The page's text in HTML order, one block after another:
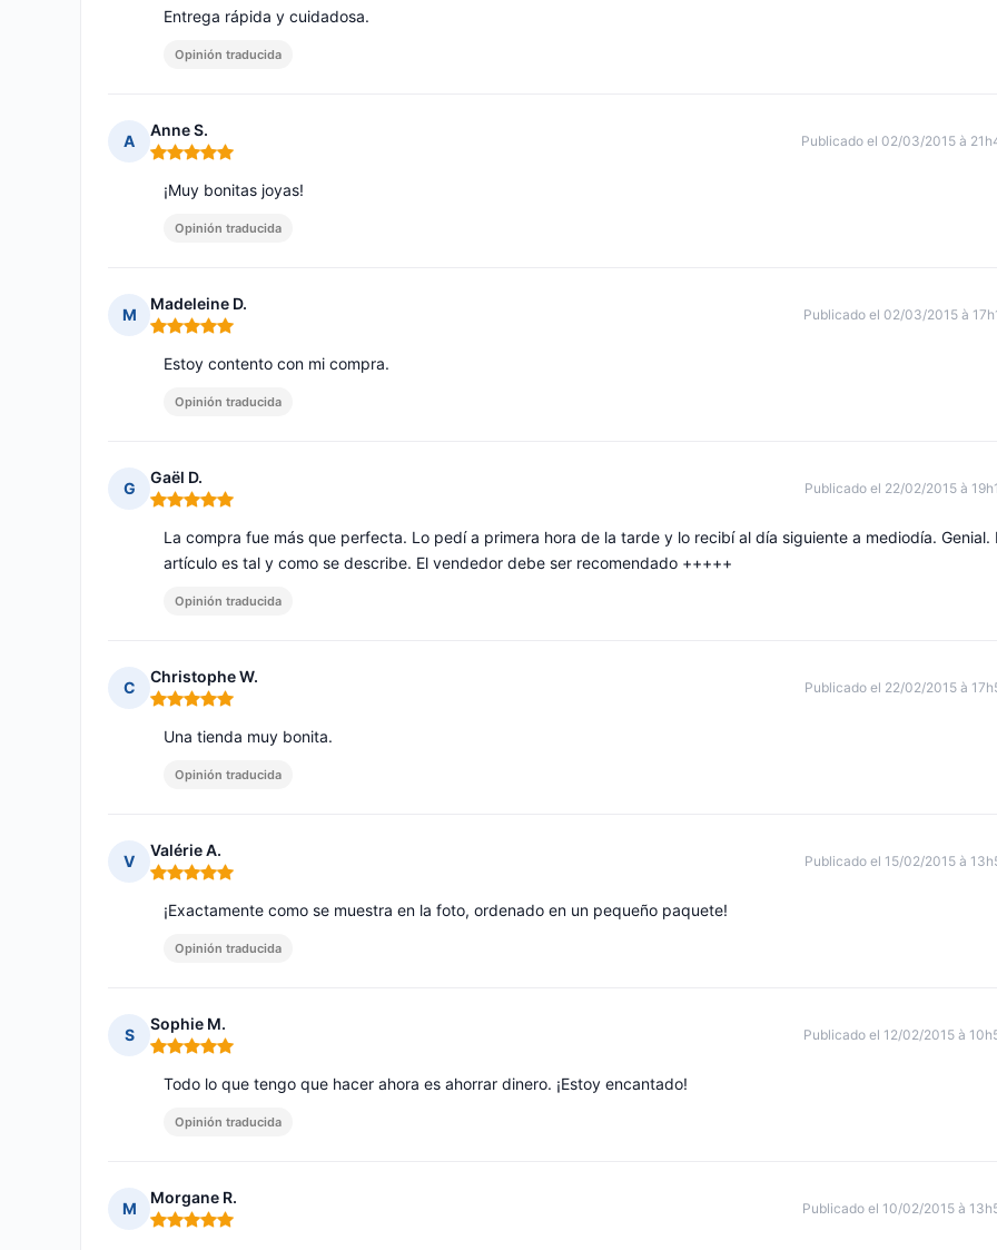
Entrega rápida y cuidadosa.
Opinión traducida
A
Anne S.
Nota: 5 de 5
Publicado el 02/03/2015 à
¡Muy bonitas joyas!
Opinión traducida
M
Madeleine D.
Nota: 5 de 5
Publicado el 02/03/2015 à
Estoy contento con mi compra.
Opinión traducida
G
Gaël D.
Nota: 5 de 5
Publicado el 22/02/2015 à
La compra fue más que perfecta. Lo pedí a primera hora de la tarde y lo recibí al día siguiente a mediodía. Genial.
artículo es tal y como se describe. El vendedor debe ser recomendado +++++
Opinión traducida
C
Christophe W.
Nota: 5 de 5
Publicado el 22/02/2015 à
Una tienda muy bonita.
Opinión traducida
V
Valérie A.
Nota: 5 de 5
Publicado el 15/02/2015 à
¡Exactamente como se muestra en la foto, ordenado en un pequeño paquete!
Opinión traducida
S
Sophie M.
Nota: 5 de 5
Publicado el 12/02/2015 à
Todo lo que tengo que hacer ahora es ahorrar dinero. ¡Estoy encantado!
Opinión traducida
M
Morgane R.
Nota: 5 de 5
Publicado el 10/02/2015 à